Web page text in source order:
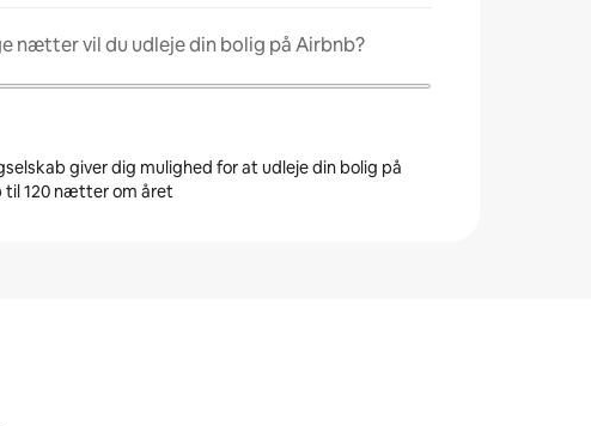
nætter vil du udleje din bolig på Airbnb?
giver dig mulighed for at udleje din bolig på
til 120 nætter om året